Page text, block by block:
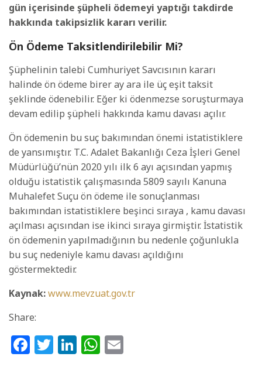
gün içerisinde şüpheli ödemeyi yaptığı takdirde
hakkında takipsizlik kararı verilir.
Ön Ödeme Taksitlendirilebilir Mi?
Şüphelinin talebi Cumhuriyet Savcısının kararı
halinde ön ödeme birer ay ara ile üç eşit taksit
şeklinde ödenebilir. Eğer ki ödenmezse soruşturmaya
devam edilip şüpheli hakkında kamu davası açılır.
Ön ödemenin bu suç bakımından önemi istatistiklere
de yansımıştır. T.C. Adalet Bakanlığı Ceza İşleri Genel
Müdürlüğü’nün 2020 yılı ilk 6 ayı açısından yapmış
olduğu istatistik çalışmasında 5809 sayılı Kanuna
Muhalefet Suçu ön ödeme ile sonuçlanması
bakımından istatistiklere beşinci sıraya , kamu davası
açılması açısından ise ikinci sıraya girmiştir. İstatistik
ön ödemenin yapılmadığının bu nedenle çoğunlukla
bu suç nedeniyle kamu davası açıldığını
göstermektedir.
Kaynak:www.mevzuat.gov.tr
Share:
Facebook
Twitter
LinkedIn
WhatsApp